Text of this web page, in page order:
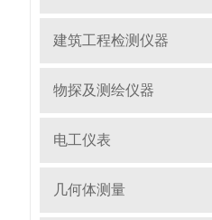
建筑工程检测仪器
物探及测绘仪器
电工仪表
几何体测量